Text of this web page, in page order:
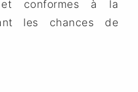
et conformes à la
les chances de